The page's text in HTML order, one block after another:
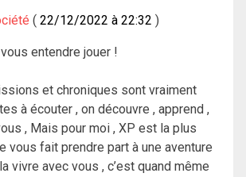
22/12/2022 à 22:32
entendre jouer !
et chroniques sont vraiment
à écouter , on découvre , apprend ,
, Mais pour moi , XP est la plus
vous fait prendre part à une aventure
vivre avec vous , c’est quand même